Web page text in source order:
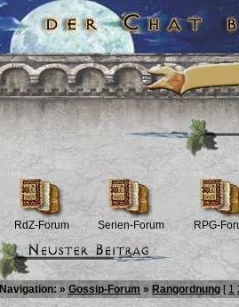
RdZ-Forum Serien-Forum RPG-
Navigation: » Gossip-Forum » Rangordnung [ 1